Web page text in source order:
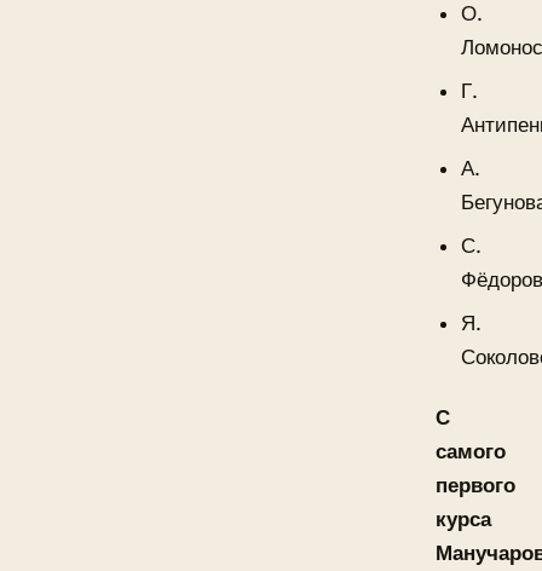
О.
Г.
А.
С.
Я.
С
самого
первого
курса